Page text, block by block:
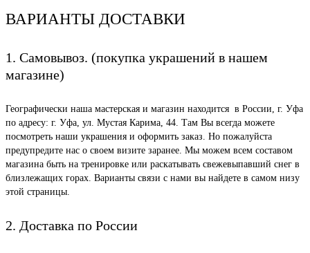
ВАРИАНТЫ ДОСТАВКИ
1. Самовывоз. (покупка украшений в нашем
магазине)
Географически наша мастерская и магазин находится в России, г. Уфа
по адресу: г. Уфа, ул. Мустая Карима, 44. Там Вы всегда можете
посмотреть наши украшения и оформить заказ. Но пожалуйста
предупредите нас о своем визите заранее. Мы можем всем составом
магазина быть на тренировке или раскатывать свежевыпавший снег в
близлежащих горах. Варианты связи с нами вы найдете в самом низу
этой страницы.
2. Доставка по России